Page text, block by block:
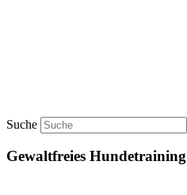
Suche
Gewaltfreies Hundetraining